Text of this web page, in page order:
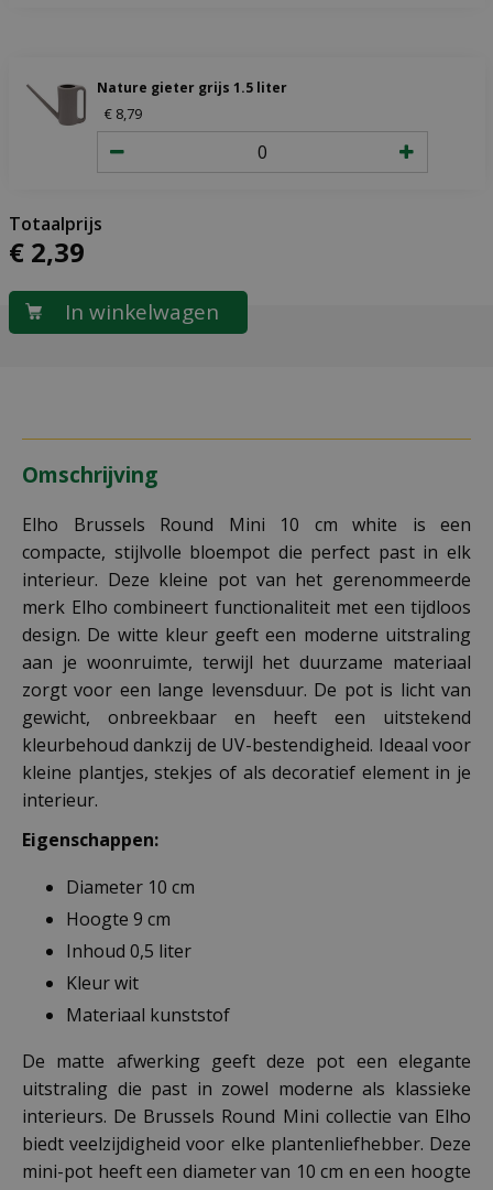
Nature gieter grijs 1.5 liter
€ 8,79
€ 2,39
Omschrijving
Elho Brussels Round Mini 10 cm white is een
compacte, stijlvolle bloempot die perfect past in elk
interieur. Deze kleine pot van het gerenommeerde
merk Elho combineert functionaliteit met een tijdloos
design. De witte kleur geeft een moderne uitstraling
aan je woonruimte, terwijl het duurzame materiaal
zorgt voor een lange levensduur. De pot is licht van
gewicht, onbreekbaar en heeft een uitstekend
kleurbehoud dankzij de UV-bestendigheid. Ideaal voor
kleine plantjes, stekjes of als decoratief element in je
interieur.
Eigenschappen:
Diameter 10 cm
Hoogte 9 cm
Inhoud 0,5 liter
Kleur wit
Materiaal kunststof
De matte afwerking geeft deze pot een elegante
uitstraling die past in zowel moderne als klassieke
interieurs. De Brussels Round Mini collectie van Elho
biedt veelzijdigheid voor elke plantenliefhebber. Deze
mini-pot heeft een diameter van 10 cm en een hoogte